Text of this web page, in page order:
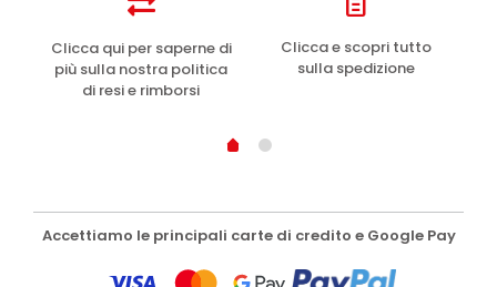
Clicca qui per saperne di
più sulla nostra politica
di resi e rimborsi
Clicca e scopri tutto
sulla spedizione
Accettiamo le principali carte di credito e Google Pay